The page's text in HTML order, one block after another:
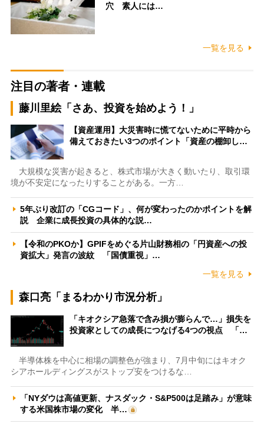
穴 素人には…
一覧を見る
注目の著者・連載
藤川里絵「さあ、投資を始めよう！」
【資産運用】大災害時に慌てないために平時から
備えておきたい3つのポイント「資産の棚卸し…
大規模な災害が起きると、株式市場が大きく動いたり、取引環
境が不安定になったりすることがある。一方…
5年ぶり改訂の「CGコード」、何が変わったのかポイントを解
説 企業に成長投資の具体的な説…
【令和のPKOか】GPIFをめぐる片山財務相の「円資産への投
資拡大」発言の波紋 「国債重視」…
一覧を見る
森口亮「まるわかり市況分析」
「キオクシア急落で含み損が膨らんで…」損失を
投資家としての成長につなげる4つの視点 「…
半導体株を中心に相場の調整色が強まり、7月中旬にはキオク
シアホールディングスがストップ安をつけるな…
「NYダウは高値更新、ナスダック・S&P500は足踏み」が意味
する米国株市場の変化 半…